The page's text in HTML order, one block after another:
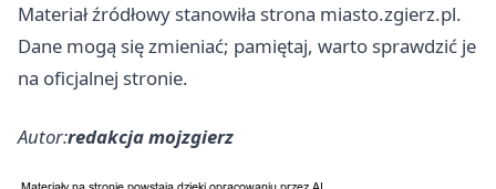
Materiał źródłowy stanowiła strona miasto.zgierz.pl.
Dane mogą się zmieniać; pamiętaj, warto sprawdzić je
na oficjalnej stronie.
Autor:redakcja mojzgierz